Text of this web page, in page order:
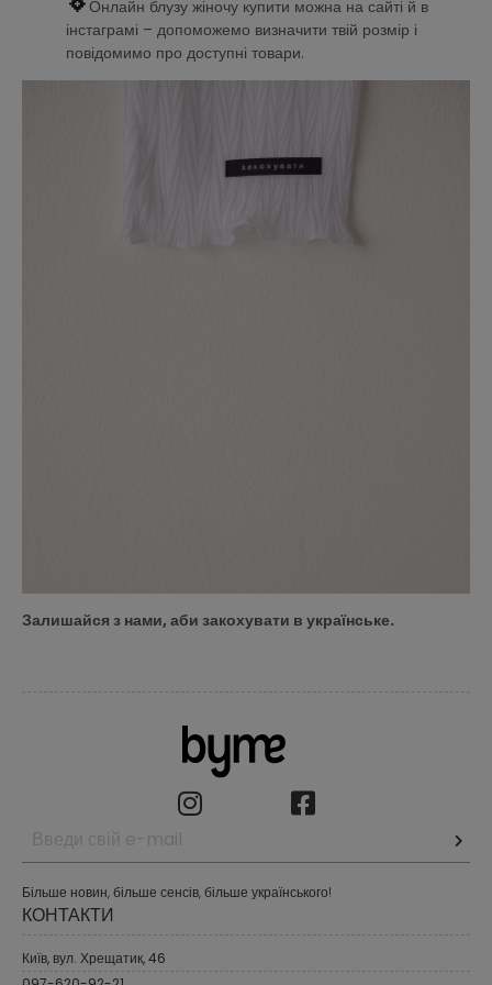
Онлайн блузу жіночу купити можна на сайті й в
інстаграмі – допоможемо визначити твій розмір і
повідомимо про доступні товари.
Залишайся з нами, аби закохувати в українське.
Більше новин, більше сенсів, більше українського!
КОНТАКТИ
Київ, вул. Хрещатик, 46